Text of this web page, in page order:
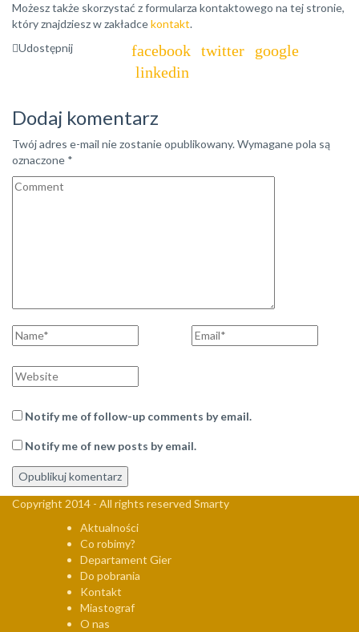
Możesz także skorzystać z formularza kontaktowego na tej stronie,
który znajdziesz w zakładcekontakt.
Udostępnij
Dodaj komentarz
Twój adres e-mail nie zostanie opublikowany.Wymagane pola są
oznaczone *
Komentarz
Imię Email
Strona
internetowa
Notify me of follow-up comments by email.
Notify me of new posts by email.
Copyright 2014 - All rights reserved Smarty
Aktualności
Co robimy?
Departament Gier
Do pobrania
Kontakt
Miastograf
O nas